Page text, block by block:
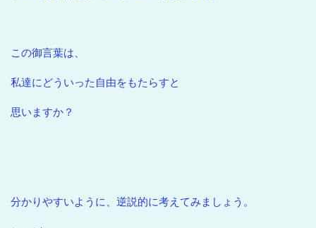
この御言葉は、
私達にどういった自由をもたらすと
思いますか？
分かりやすいように、逆説的に考えてみましょう。